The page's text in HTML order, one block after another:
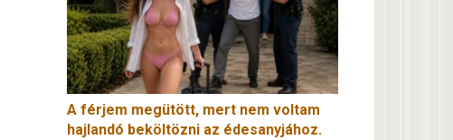
A férjem megütött, mert nem voltam
hajlandó beköltözni az édesanyjához.